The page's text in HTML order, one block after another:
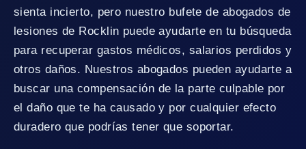
sienta incierto, pero nuestro bufete de abogados de
lesiones de Rocklin puede ayudarte en tu búsqueda
para recuperar gastos médicos, salarios perdidos y
otros daños. Nuestros abogados pueden ayudarte a
buscar una compensación de la parte culpable por
el daño que te ha causado y por cualquier efecto
duradero que podrías tener que soportar.